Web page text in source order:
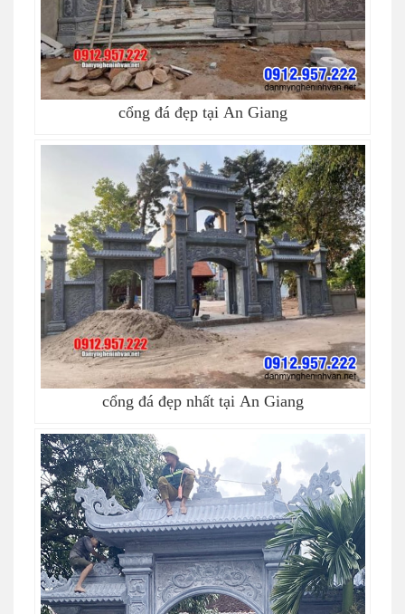
cổng đá đẹp tại An Giang
cổng đá đẹp nhất tại An Giang